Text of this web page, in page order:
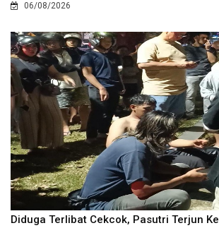
06/08/2026
Diduga Terlibat Cekcok, Pasutri Terjun Ke